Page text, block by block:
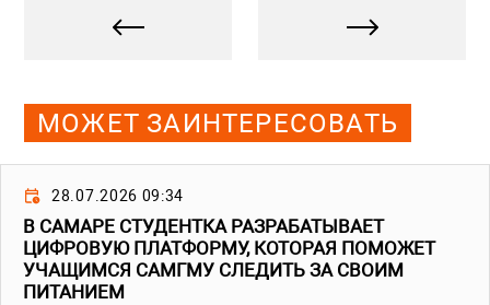
МОЖЕТ ЗАИНТЕРЕСОВАТЬ
28.07.2026 09:34
В САМАРЕ СТУДЕНТКА РАЗРАБАТЫВАЕТ
ЦИФРОВУЮ ПЛАТФОРМУ, КОТОРАЯ ПОМОЖЕТ
УЧАЩИМСЯ САМГМУ СЛЕДИТЬ ЗА СВОИМ
ПИТАНИЕМ